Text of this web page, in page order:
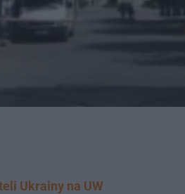
Ukrainy na UW